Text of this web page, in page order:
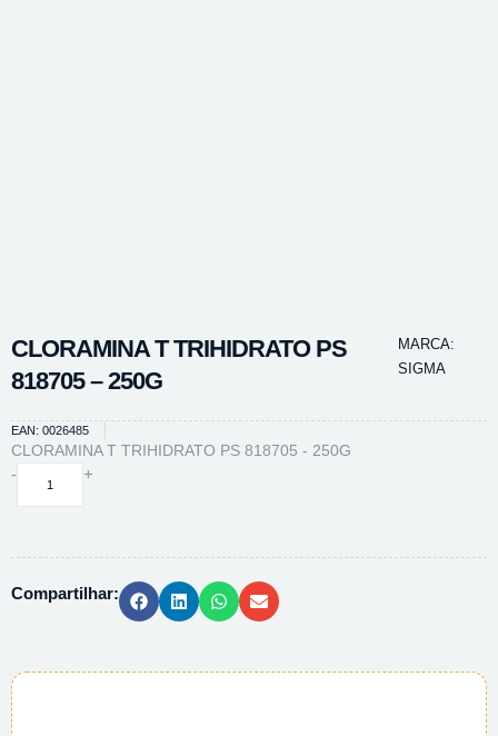
CLORAMINA T TRIHIDRATO PS
818705 – 250G
MARCA:
SIGMA
EAN: 0026485
CLORAMINA T TRIHIDRATO PS 818705 - 250G
-
CLORAMINA
-
+
Compartilhar: